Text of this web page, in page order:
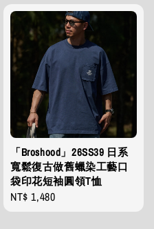
「Broshood」26SS39 日系
寬鬆復古做舊蠟染工藝口
袋印花短袖圓領T恤
Regular
price
NT$ 1,480